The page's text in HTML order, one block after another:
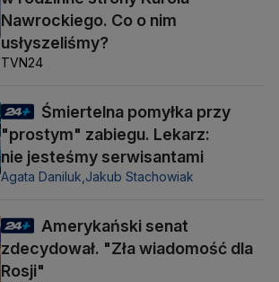
Nawrockiego. Co o nim
usłyszeliśmy?
TVN24
Śmiertelna pomyłka przy
"prostym" zabiegu. Lekarz:
nie jesteśmy serwisantami
Agata Daniluk, Jakub Stachowiak
Amerykański senat
zdecydował. "Zła wiadomość dla
Rosji"